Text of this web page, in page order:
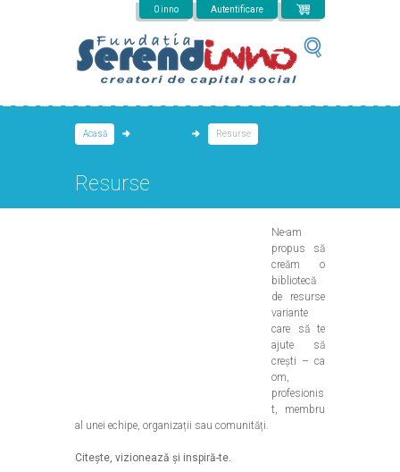
0 inno Autentificare
Acasă
Resurse
Resurse
Ne-am
propus să
creăm o
bibliotecă
de resurse
variante
care să te
ajute să
crești – ca
om,
profesionis
t, membru
al unei echipe, organizații sau comunități.
Citește, vizionează și inspiră-te.